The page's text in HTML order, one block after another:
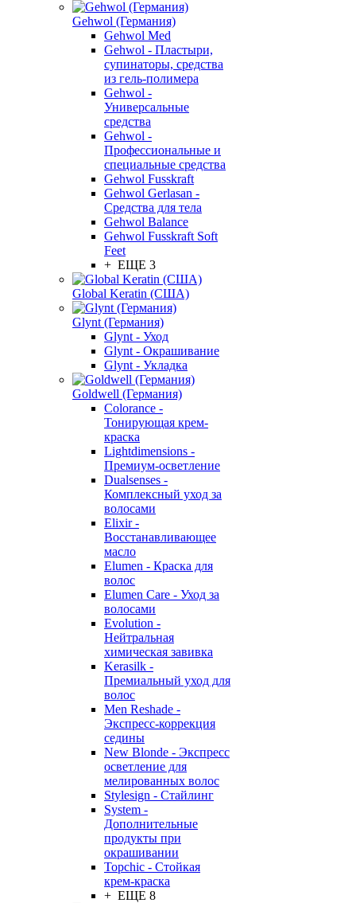
Gehwol (Германия)
Gehwol Med
Gehwol - Пластыри,
супинаторы, средства
из гель-полимера
Gehwol -
Универсальные
средства
Gehwol -
Профессиональные и
специальные средства
Gehwol Fusskraft
Gehwol Gerlasan -
Средства для тела
Gehwol Balance
Gehwol Fusskraft Soft
Feet
+ ЕЩЕ 3
Global Keratin (США)
Glynt (Германия)
Glynt - Уход
Glynt - Окрашивание
Glynt - Укладка
Goldwell (Германия)
Colorance -
Тонирующая крем-
краска
Lightdimensions -
Премиум-осветление
Dualsenses -
Комплексный уход за
волосами
Elixir -
Восстанавливающее
масло
Elumen - Краска для
волос
Elumen Care - Уход за
волосами
Evolution -
Нейтральная
химическая завивка
Kerasilk -
Премиальный уход для
волос
Men Reshade -
Экспресс-коррекция
седины
New Blonde - Экспресс
осветление для
мелированных волос
Stylesign - Стайлинг
System -
Дополнительные
продукты при
окрашивании
Topchic - Стойкая
крем-краска
+ ЕЩЕ 8